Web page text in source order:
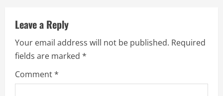
Leave a Reply
Your email address will not be published. Required
fields are marked *
Comment*